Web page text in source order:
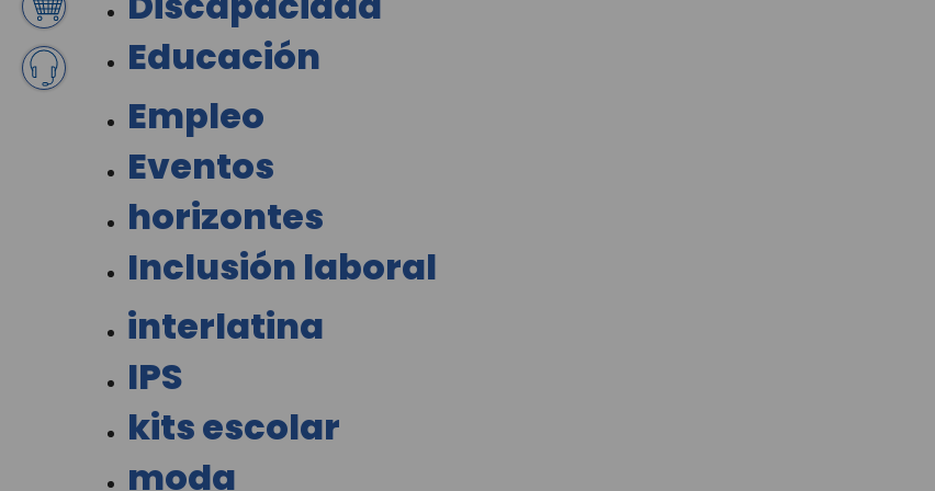
Educación
Empleo
Eventos
horizontes
Inclusión laboral
interlatina
IPS
kits escolar
moda